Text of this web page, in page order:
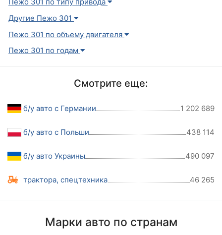
Пежо 301 по типу привода
Другие Пежо 301
Пежо 301 по объему двигателя
Пежо 301 по годам
Смотрите еще:
б/у авто с Германии 1 202 689
б/у авто с Польши 438 114
б/у авто Украины 490 097
трактора, спецтехника 46 265
Марки авто по странам